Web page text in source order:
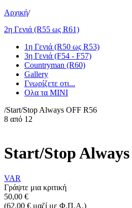
Τα προϊόντα μας με αλφαβητική σειρά ..
Α
Β Γ Δ
Ν
Ξ Ο Π Ρ
Αρχική/
2η Γενιά (R55 ως R61)
1η Γενιά (R50 ως R53)
3η Γενιά (F54 - F57)
Countryman (R60)
Gallery
Γνωρίζετε οτι...
Ολα τα ΜΙΝΙ
/Start/Stop Always OFF R56
8 από 12
Start/Stop
VAR
Γράψτε μια κριτική
50,00 €
(62,00 € μαζί με Φ.Π.Α.)